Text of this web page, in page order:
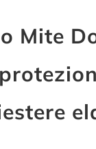
Mite